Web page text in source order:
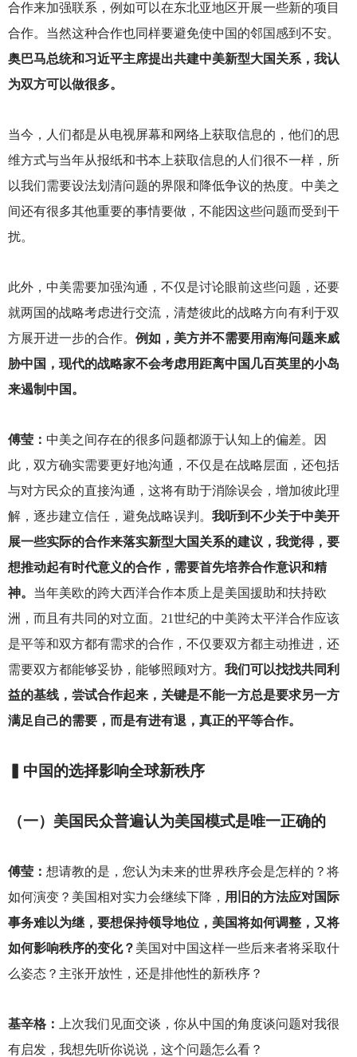
合作来加强联系，例如可以在东北亚地区开展一些新的项目
合作。当然这种合作也同样要避免使中国的邻国感到不安。
奥巴马总统和习近平主席提出共建中美新型大国关系，我认
为双方可以做很多。
当今，人们都是从电视屏幕和网络上获取信息的，他们的思
维方式与当年从报纸和书本上获取信息的人们很不一样，所
以我们需要设法划清问题的界限和降低争议的热度。中美之
间还有很多其他重要的事情要做，不能因这些问题而受到干
扰。
此外，中美需要加强沟通，不仅是讨论眼前这些问题，还要
就两国的战略考虑进行交流，清楚彼此的战略方向有利于双
方展开进一步的合作。 例如，美方并不需要用南海问题来威
胁中国，现代的战略家不会考虑用距离中国几百英里的小岛
来遏制中国。
傅莹： 中美之间存在的很多问题都源于认知上的偏差。因
此，双方确实需要更好地沟通，不仅是在战略层面，还包括
与对方民众的直接沟通，这将有助于消除误会，增加彼此理
解，逐步建立信任，避免战略误判。 我听到不少关于中美开
展一些实际的合作来落实新型大国关系的建议，我觉得，要
想推动起有时代意义的合作，需要首先培养合作意识和精
神。 当年美欧的跨大西洋合作本质上是美国援助和扶持欧
洲，而且有共同的对立面。21世纪的中美跨太平洋合作应该
是平等和双方都有需求的合作，不仅要双方都主动推进，还
需要双方都能够妥协，能够照顾对方。 我们可以找找共同利
益的基线，尝试合作起来，关键是不能一方总是要求另一方
满足自己的需要，而是有进有退，真正的平等合作。
▍中国的选择影响全球新秩序
（一）美国民众普遍认为美国模式是唯一正确的
傅莹： 想请教的是，您认为未来的世界秩序会是怎样的？将
如何演变？美国相对实力会继续下降， 用旧的方法应对国际
事务难以为继，要想保持领导地位，美国将如何调整，又将
如何影响秩序的变化？ 美国对中国这样一些后来者将采取什
么姿态？主张开放性，还是排他性的新秩序？
基辛格：
上次我们见面交谈，你从中国的角度谈问题对我很
有启发，我想先听你说说，这个问题怎么看？